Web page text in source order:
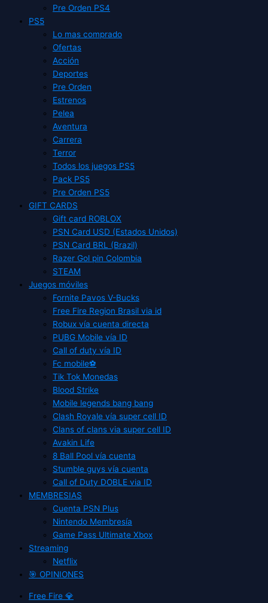
Pre Orden PS4
PS5
Lo mas comprado
Ofertas
Acción
Deportes
Pre Orden
Estrenos
Pelea
Aventura
Carrera
Terror
Todos los juegos PS5
Pack PS5
Pre Orden PS5
GIFT CARDS
Gift card ROBLOX
PSN Card USD (Estados Unidos)
PSN Card BRL (Brazil)
Razer Gol pin Colombia
STEAM
Juegos móviles
Fornite Pavos V-Bucks
Free Fire Region Brasil via id
Robux vía cuenta directa
PUBG Mobile vía ID
Call of duty vía ID
Fc mobile⚽
Tik Tok Monedas
Blood Strike
Mobile legends bang bang
Clash Royale vía super cell ID
Clans of clans via super cell ID
Avakin Life
8 Ball Pool vía cuenta
Stumble guys vía cuenta
Call of Duty DOBLE via ID
MEMBRESIAS
Cuenta PSN Plus
Nintendo Membresía
Game Pass Ultimate Xbox
Streaming
Netflix
🎯 OPINIONES
Free Fire 💎